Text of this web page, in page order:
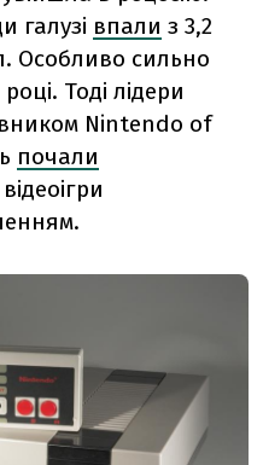
галузі впали з 3,2
Особливо сильно
Тоді лідери
Nintendo of
почали